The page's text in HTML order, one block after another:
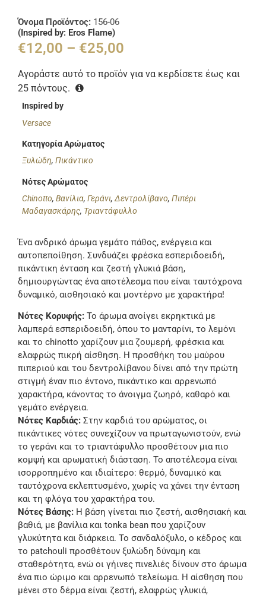
Όνομα Προϊόντος: 156-06
(Inspired by: Eros Flame)
€12,00 – €25,00
Αγοράστε αυτό το προϊόν για να κερδίσετε έως και
25 πόντους.
Inspired by
Versace
Κατηγορία Αρώματος
Ξυλώδη,Πικάντικο
Νότες Αρώματος
Chinotto,Βανίλια,Γεράνι,Δεντρολίβανο,Πιπέρι
Μαδαγασκάρης, Τριαντάφυλλο
Ένα ανδρικό άρωμα γεμάτο πάθος, ενέργεια και
αυτοπεποίθηση. Συνδυάζει φρέσκα εσπεριδοειδή,
πικάντικη ένταση και ζεστή γλυκιά βάση,
δημιουργώντας ένα αποτέλεσμα που είναι ταυτόχρονα
δυναμικό, αισθησιακό και μοντέρνο με χαρακτήρα!
Νότες Κορυφής: Το άρωμα ανοίγει εκρηκτικά με
λαμπερά εσπεριδοειδή, όπου το μανταρίνι, το λεμόνι
και το chinotto χαρίζουν μια ζουμερή, φρέσκια και
ελαφρώς πικρή αίσθηση. Η προσθήκη του μαύρου
πιπεριού και του δεντρολίβανου δίνει από την πρώτη
στιγμή έναν πιο έντονο, πικάντικο και αρρενωπό
χαρακτήρα, κάνοντας το άνοιγμα ζωηρό, καθαρό και
γεμάτο ενέργεια.
Νότες Καρδιάς: Στην καρδιά του αρώματος, οι
πικάντικες νότες συνεχίζουν να πρωταγωνιστούν, ενώ
το γεράνι και το τριαντάφυλλο προσθέτουν μια πιο
κομψή και αρωματική διάσταση. Το αποτέλεσμα είναι
ισορροπημένο και ιδιαίτερο: θερμό, δυναμικό και
ταυτόχρονα εκλεπτυσμένο, χωρίς να χάνει την ένταση
και τη φλόγα του χαρακτήρα του.
Νότες Βάσης: Η βάση γίνεται πιο ζεστή, αισθησιακή και
βαθιά, με βανίλια και tonka bean που χαρίζουν
γλυκύτητα και διάρκεια. Το σανδαλόξυλο, ο κέδρος και
το patchouli προσθέτουν ξυλώδη δύναμη και
σταθερότητα, ενώ οι γήινες πινελιές δίνουν στο άρωμα
ένα πιο ώριμο και αρρενωπό τελείωμα. Η αίσθηση που
μένει στο δέρμα είναι ζεστή, ελαφρώς γλυκιά,